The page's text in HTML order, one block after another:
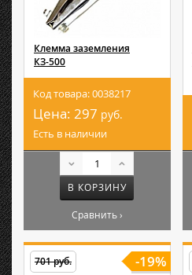
Клемма заземления
КЗ-500
Код товара: 0038217
Цена: 297 руб.
Есть в наличии
В КОРЗИНУ
Сравнить ›
-19%
701 руб.